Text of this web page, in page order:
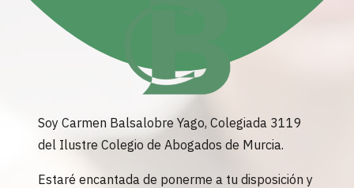
Soy Carmen Balsalobre Yago, Colegiada 3119
del Ilustre Colegio de Abogados de Murcia.
Estaré encantada de ponerme a tu disposición y